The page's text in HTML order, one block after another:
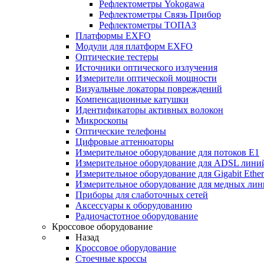
Рефлектометры Yokogawa
Рефлектометры Связь Прибор
Рефлектометры ТОПАЗ
Платформы EXFO
Модули для платформ EXFO
Оптические тестеры
Источники оптического излучения
Измерители оптической мощности
Визуальные локаторы повреждений
Компенсационные катушки
Идентификаторы активных волокон
Микроскопы
Оптические телефоны
Цифровые аттенюаторы
Измерительное оборудование для потоков Е1
Измерительное оборудование для ADSL
Измерительное оборудование для Gigabit
Измерительное оборудование для медных
Приборы для слаботочных сетей
Аксессуары к оборудованию
Радиочастотное оборудование
Кроссовое оборудование
Назад
Кроссовое оборудование
Стоечные кроссы